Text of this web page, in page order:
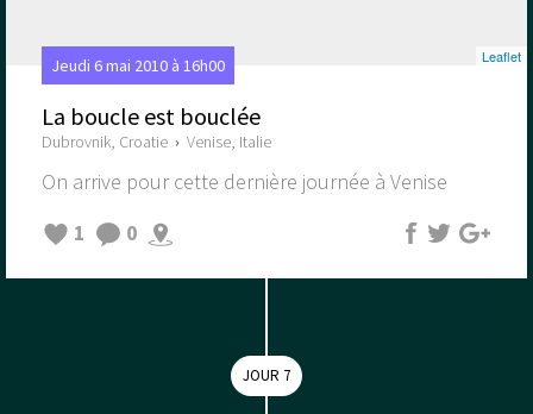
Leaflet
Jeudi 6 mai 2010 à 16h00
La boucle est bouclée
Dubrovnik, Croatie › Venise, Italie
On arrive pour cette dernière journée à Venise
1
0
JOUR 7